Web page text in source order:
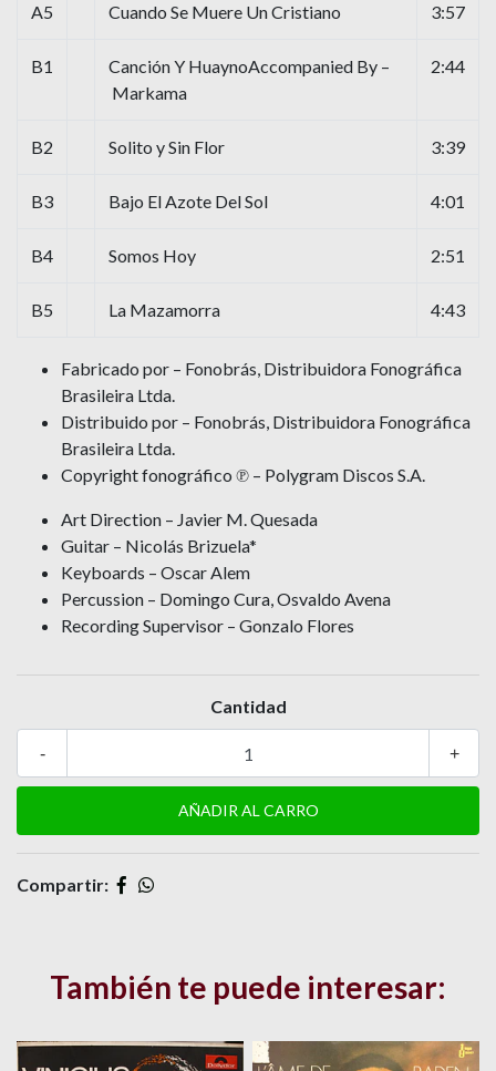
A5 Cuando Se Muere Un Cristiano 3:57
B1
Canción Y HuaynoAccompanied By –
Markama
2:44
B2 Solito y Sin Flor 3:39
B3 Bajo El Azote Del Sol 4:01
B4 Somos Hoy 2:51
B5 La Mazamorra 4:43
Fabricado por – Fonobrás, Distribuidora Fonográfica
Brasileira Ltda.
Distribuido por – Fonobrás, Distribuidora Fonográfica
Brasileira Ltda.
Copyright fonográfico ℗ – Polygram Discos S.A.
Art Direction – Javier M. Quesada
Guitar – Nicolás Brizuela*
Keyboards – Oscar Alem
Percussion – Domingo Cura, Osvaldo Avena
Recording Supervisor – Gonzalo Flores
Cantidad
+
-
Compartir:
También te puede interesar: